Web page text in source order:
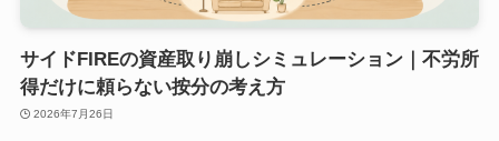
サイドFIREの資産取り崩しシミュレーション｜不労所
得だけに頼らない按分の考え方
2026年7月26日